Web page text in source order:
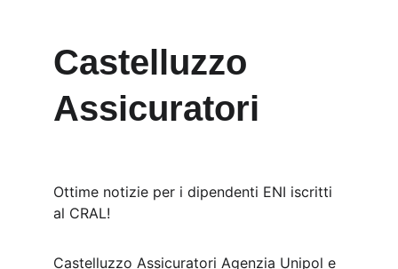
Castelluzzo
Assicuratori
Ottime notizie per i dipendenti ENI iscritti
al CRAL!
Castelluzzo Assicuratori Agenzia Unipol e